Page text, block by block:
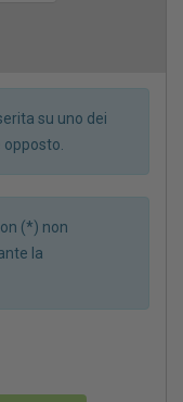
su uno dei
(*) non
la